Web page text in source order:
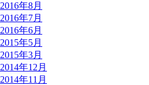
2016年8月
2016年7月
2016年6月
2015年5月
2015年3月
2014年12月
2014年11月